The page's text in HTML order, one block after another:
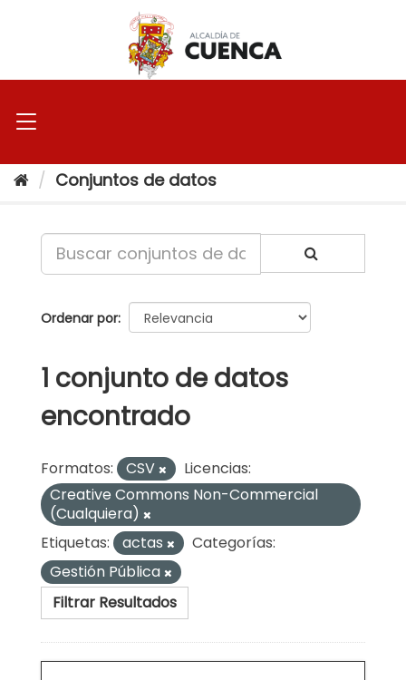
Conjuntos de datos
Ordenar por
1 conjunto de datos
encontrado
Formatos: CSV
Licencias:
Creative Commons Non-Commercial
(Cualquiera)
Etiquetas:
actas
Categorías:
Gestión Pública
Filtrar Resultados